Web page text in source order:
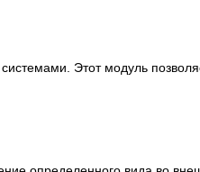
Этот модуль